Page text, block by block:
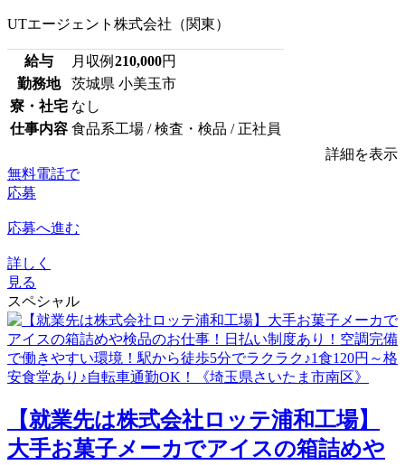
UTエージェント株式会社（関東）
給与 月収例 210,000円
勤務地
茨城県 小美玉市
寮・社宅 なし
仕事内容 食品系工場 / 検査・検品 / 正社員
詳細を表示
無料電話で
応募
応募へ進む
詳しく
見る
スペシャル
【就業先は株式会社ロッテ浦和工場】
大手お菓子メーカでアイスの箱詰めや